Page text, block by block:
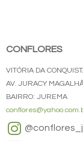
CONFLORES
VITÓRIA DA
AV. JURACY
BAIRRO: JUREMA